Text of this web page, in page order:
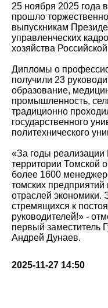
25 ноября 2025 года
прошло
выпускникам
управленческих
хозяйства
Дипломы о
получили 23
образование,
промышленность,
традиционно
государственного
политехнического
«За годы
территории Томской
более 1600
томских
отраслей экономики.
стремящихся к
руководителей!» -
первый заместитель
Андрей Дунаев.
2025-11-27 14:50